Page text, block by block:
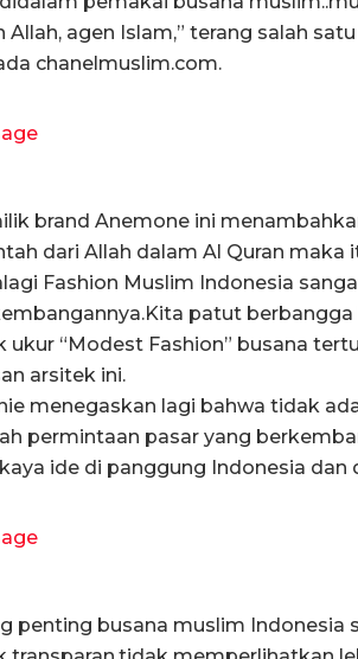
Allah, agen Islam,” terang salah
chanelmuslim.com.
brand Anemone ini
dari Allah dalam Al Quran maka
Fashion Muslim Indonesia
patut
ukur “Modest Fashion” busana
arsitek ini.
menegaskan lagi bahwa tidak
permintaan pasar yang
ide di panggung Indonesia dan
penting busana muslim